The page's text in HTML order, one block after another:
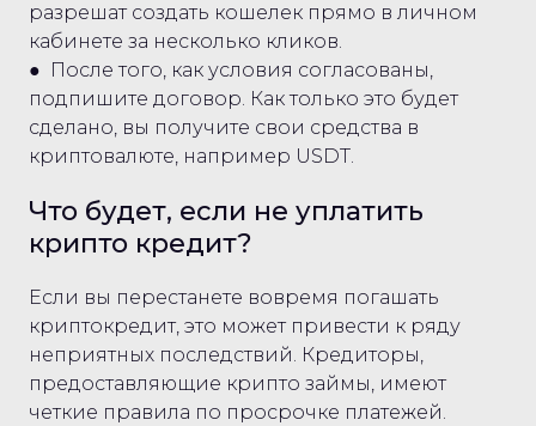
разрешат создать кошелек прямо в личном
кабинете за несколько кликов.
● После того, как условия согласованы,
подпишите договор. Как только это будет
сделано, вы получите свои средства в
криптовалюте, например USDT.
Что будет, если не уплатить
крипто кредит?
Если вы перестанете вовремя погашать
криптокредит, это может привести к ряду
неприятных последствий. Кредиторы,
предоставляющие крипто займы, имеют
четкие правила по просрочке платежей.